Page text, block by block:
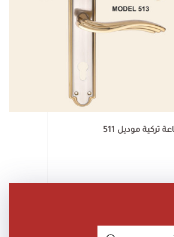
تركية موديل 511